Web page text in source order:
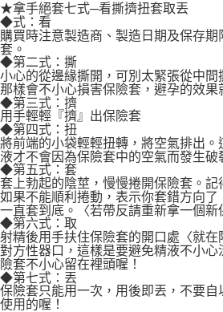
★拿手絕套七式─看撕擠扭套取丟
◆式：看
購買時注意製造商、製造日期及保存
套。
◆第二式：撕
小心的從邊緣撕開，可別太緊張從中間
那樣會不小心損害保險套，避孕的效果
◆第三式：擠
用手輕輕『擠』出保險套
◆第四式：扭
將前端的小袋輕輕扭轉，將空氣排出
液才不會因為保險套中的空氣而發生破
◆第五式：套
套上勃起的陰莖，慢慢捲開保險套。記
如果不能順利捲動，表示你套錯方向
一直套到底。〈若帶反請重新拿一個新
◆第六式：取
射精後用手扶住保險套的開口處〈就
對方性器口，這樣是要避免精液不小
險套不小心留在裡頭喔！
◆第七式：丟
保險套只能用一次，用後即丟，不要
使用的喔！